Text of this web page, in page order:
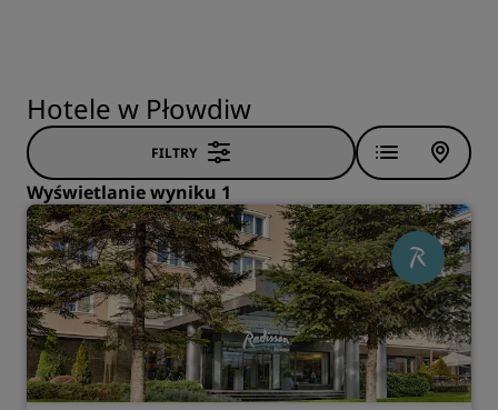
Hotele w Płowdiw
FILTRY
Wyświetlanie wyniku 1